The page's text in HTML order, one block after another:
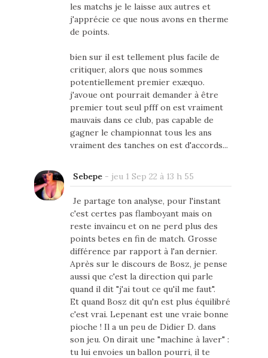
les matchs je le laisse aux autres et
j'apprécie ce que nous avons en therme
de points.
bien sur il est tellement plus facile de
critiquer, alors que nous sommes
potentiellement premier exæquo.
j'avoue ont pourrait demander à être
premier tout seul pfff on est vraiment
mauvais dans ce club, pas capable de
gagner le championnat tous les ans
vraiment des tanches on est d'accords...
Sebepe- jeu 1 Sep 22 à 13 h 55
Je partage ton analyse, pour l'instant
c'est certes pas flamboyant mais on
reste invaincu et on ne perd plus des
points betes en fin de match. Grosse
différence par rapport à l'an dernier.
Après sur le discours de Bosz, je pense
aussi que c'est la direction qui parle
quand il dit "j'ai tout ce qu'il me faut".
Et quand Bosz dit qu'n est plus équilibré
c'est vrai. Lepenant est une vraie bonne
pioche ! Il a un peu de Didier D. dans
son jeu. On dirait une "machine à laver" :
tu lui envoies un ballon pourri, il te